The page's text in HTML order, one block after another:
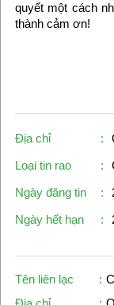
quyết một cách
thành cảm ơn!
Địa chỉ :
Loại tin rao
:
Ngày đăng tin
:
Ngày hết hạn
:
Tên liên lạc
: